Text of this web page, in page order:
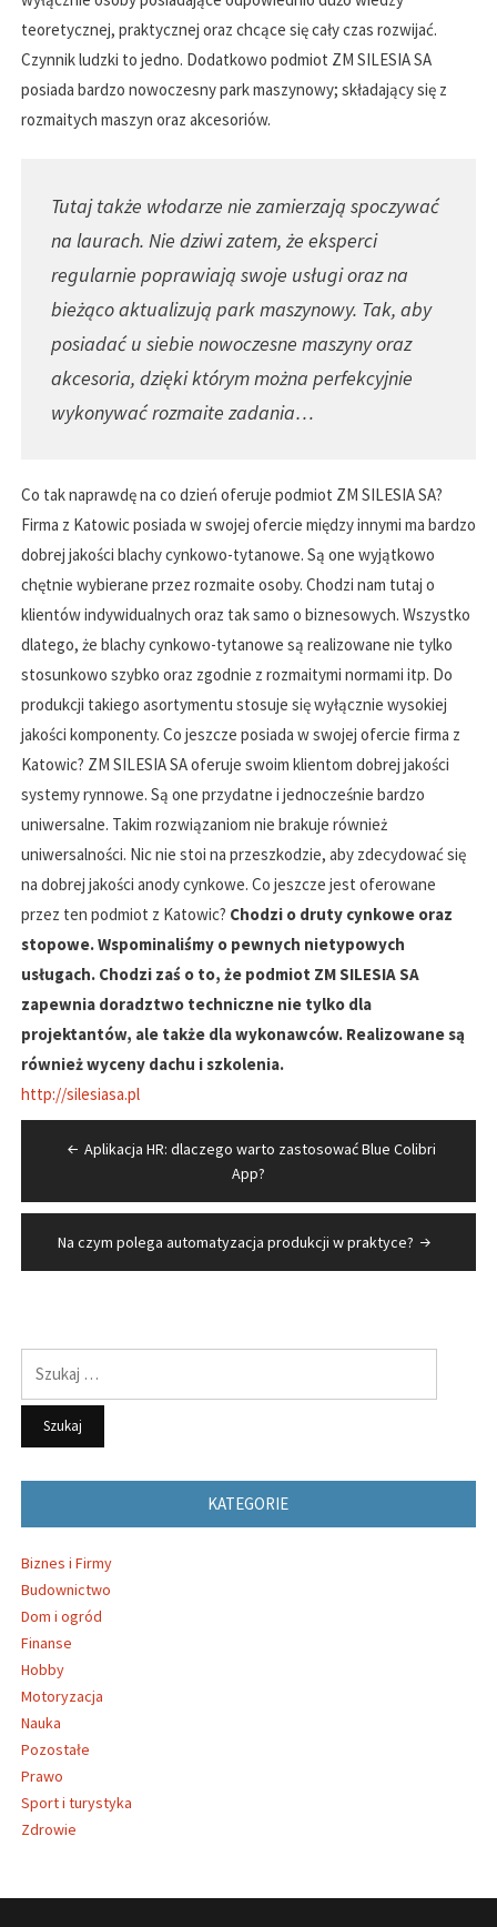
teoretycznej, praktycznej oraz chcące się cały czas rozwijać.
Czynnik ludzki to jedno. Dodatkowo podmiot ZM SILESIA SA
posiada bardzo nowoczesny park maszynowy; składający się z
rozmaitych maszyn oraz akcesoriów.
Tutaj także włodarze nie zamierzają spoczywać
na laurach. Nie dziwi zatem, że eksperci
regularnie poprawiają swoje usługi oraz na
bieżąco aktualizują park maszynowy. Tak, aby
posiadać u siebie nowoczesne maszyny oraz
akcesoria, dzięki którym można perfekcyjnie
wykonywać rozmaite zadania…
Co tak naprawdę na co dzień oferuje podmiot ZM SILESIA SA?
Firma z Katowic posiada w swojej ofercie między innymi ma bardzo
dobrej jakości blachy cynkowo-tytanowe. Są one wyjątkowo
chętnie wybierane przez rozmaite osoby. Chodzi nam tutaj o
klientów indywidualnych oraz tak samo o biznesowych. Wszystko
dlatego, że blachy cynkowo-tytanowe są realizowane nie tylko
stosunkowo szybko oraz zgodnie z rozmaitymi normami itp. Do
produkcji takiego asortymentu stosuje się wyłącznie wysokiej
jakości komponenty. Co jeszcze posiada w swojej ofercie firma z
Katowic? ZM SILESIA SA oferuje swoim klientom dobrej jakości
systemy rynnowe. Są one przydatne i jednocześnie bardzo
uniwersalne. Takim rozwiązaniom nie brakuje również
uniwersalności. Nic nie stoi na przeszkodzie, aby zdecydować się
na dobrej jakości anody cynkowe. Co jeszcze jest oferowane
przez ten podmiot z Katowic? Chodzi o druty cynkowe oraz
stopowe. Wspominaliśmy o pewnych nietypowych
usługach. Chodzi zaś o to, że podmiot ZM SILESIA SA
zapewnia doradztwo techniczne nie tylko dla
projektantów, ale także dla wykonawców. Realizowane są
również wyceny dachu i szkolenia.
http://silesiasa.pl
Nawigacja
Aplikacja HR: dlaczego warto zastosować Blue Colibri
App?
Na czym polega automatyzacja produkcji w praktyce?
KATEGORIE
Biznes i Firmy
Budownictwo
Dom i ogród
Finanse
Hobby
Motoryzacja
Nauka
Pozostałe
Prawo
Sport i turystyka
Zdrowie